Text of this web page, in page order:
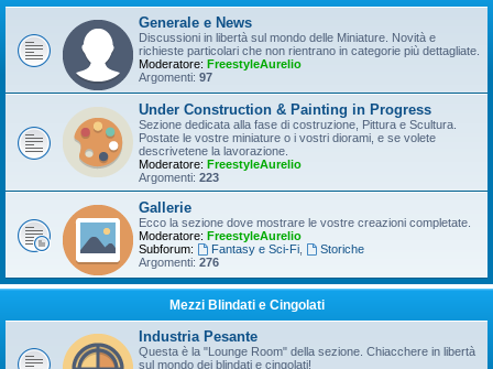
Generale e News
Discussioni in libertà sul mondo delle Miniature. Novità e
richieste particolari che non rientrano in categorie più dettagliate.
Moderatore: FreestyleAurelio
Argomenti: 97
Under Construction & Painting in Progress
Sezione dedicata alla fase di costruzione, Pittura e Scultura.
Postate le vostre miniature o i vostri diorami, e se volete
descrivetene la lavorazione.
Moderatore: FreestyleAurelio
Argomenti: 223
Gallerie
Ecco la sezione dove mostrare le vostre creazioni completate.
Moderatore: FreestyleAurelio
Subforum:
Fantasy e Sci-Fi,
Storiche
Argomenti: 276
Mezzi Blindati e Cingolati
Industria Pesante
Questa è la "Lounge Room" della sezione. Chiacchere in libertà
sul mondo dei blindati e cingolati!